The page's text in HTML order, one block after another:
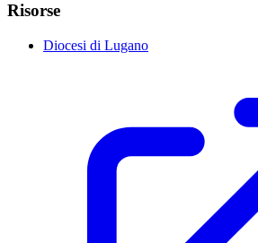
Risorse
Diocesi di Lugano